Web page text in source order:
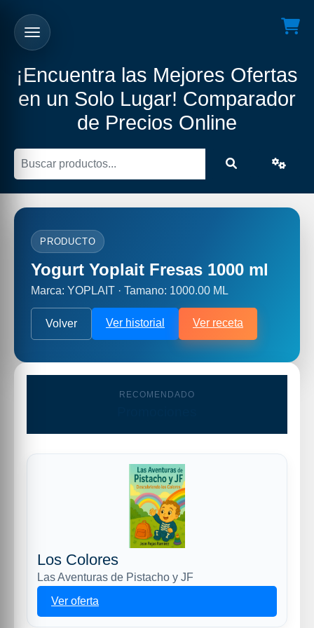
¡Encuentra las Mejores Ofertas
en un Solo Lugar! Comparador
de Precios Online
PRODUCTO
Yogurt Yoplait Fresas 1000 ml
Marca: YOPLAIT · Tamano: 1000.00 ML
Volver Ver historial Ver receta
RECOMENDADO
Los Colores
Las Aventuras de Pistacho y JF
Ver oferta